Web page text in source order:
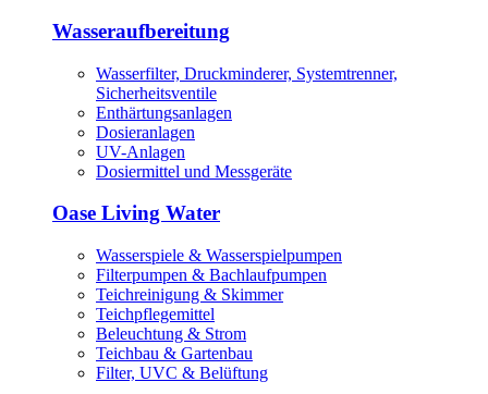
Wasseraufbereitung
Wasserfilter, Druckminderer, Systemtrenner,
Sicherheitsventile
Enthärtungsanlagen
Dosieranlagen
UV-Anlagen
Dosiermittel und Messgeräte
Oase Living Water
Wasserspiele & Wasserspielpumpen
Filterpumpen & Bachlaufpumpen
Teichreinigung & Skimmer
Teichpflegemittel
Beleuchtung & Strom
Teichbau & Gartenbau
Filter, UVC & Belüftung